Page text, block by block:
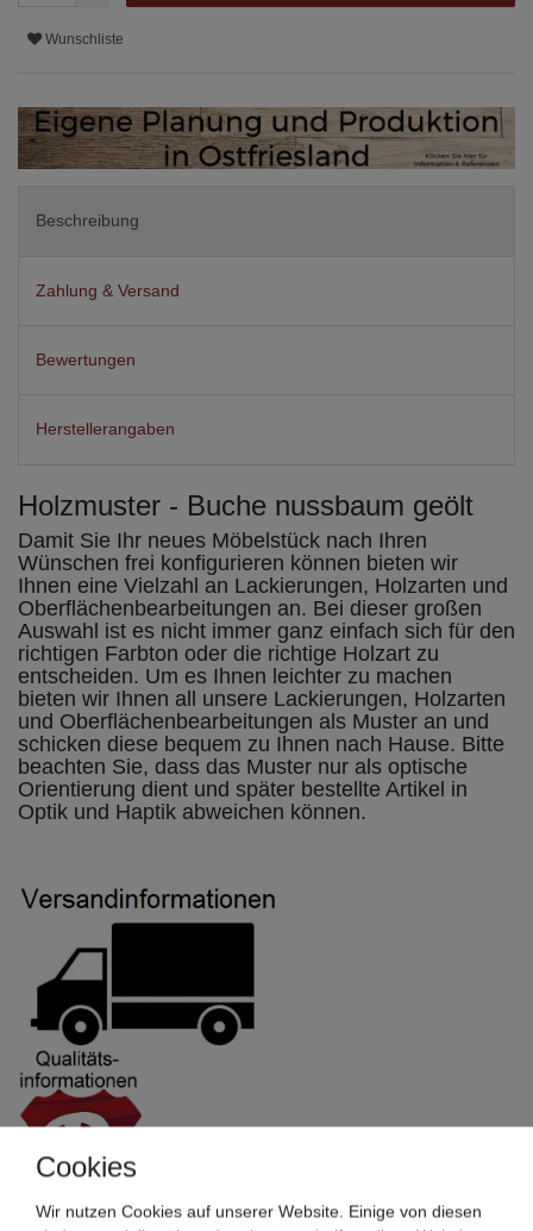
Wunschliste
Beschreibung
Zahlung & Versand
Bewertungen
Herstellerangaben
Holzmuster - Buche nussbaum geölt
Damit Sie Ihr neues Möbelstück nach Ihren
Wünschen frei konfigurieren können bieten wir
Ihnen eine Vielzahl an Lackierungen, Holzarten und
Oberflächenbearbeitungen an. Bei dieser großen
Auswahl ist es nicht immer ganz einfach sich für den
richtigen Farbton oder die richtige Holzart zu
entscheiden. Um es Ihnen leichter zu machen
bieten wir Ihnen all unsere Lackierungen, Holzarten
und Oberflächenbearbeitungen als Muster an und
schicken diese bequem zu Ihnen nach Hause. Bitte
beachten Sie, dass das Muster nur als optische
Orientierung dient und später bestellte Artikel in
Optik und Haptik abweichen können.
Cookies
Wir nutzen Cookies auf unserer Website. Einige von diesen